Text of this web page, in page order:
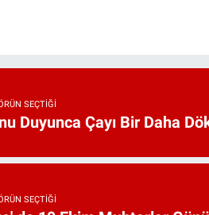
SEÇTIĞI
Duyunca Çayı Bir Daha
SEÇTIĞI